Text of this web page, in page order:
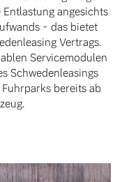
angesichts
- das bietet
Vertrags.
Servicemodulen
Schwedenleasings
bereits ab